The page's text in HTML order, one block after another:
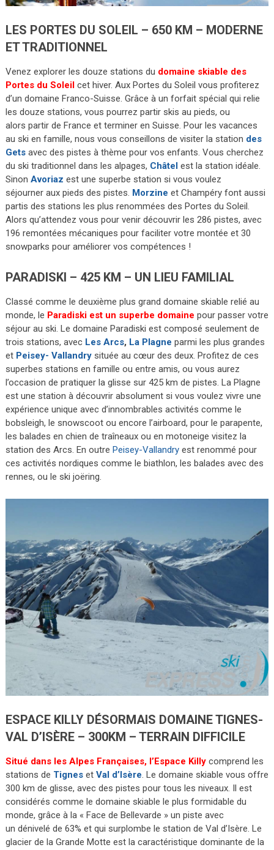
LES PORTES DU SOLEIL – 650 KM – MODERNE
ET TRADITIONNEL
Venez explorer les douze stations du domaine skiable des
Portes du Soleilcet hiver. Aux Portes du Soleil vous profiterez
d’un domaine Franco-Suisse. Grâce à un forfait spécial qui relie
les douze stations, vous pourrez partir skis au pieds, ou
alors partir de France et terminer en Suisse. Pour les vacances
au ski en famille, nous vous conseillons de visiter la station des
Getsavec des pistes à thème pour vos enfants. Vous cherchez
du ski traditionnel dans les alpages, Châtelest la station idéale.
Sinon Avoriaz est une superbe station si vous voulez
séjourner aux pieds des pistes. Morzine et Champéry font aussi
partis des stations les plus renommées des Portes du Soleil.
Alors qu’attendez vous pour venir découvrir les 286 pistes, avec
196 remontées mécaniques pour faciliter votre montée et 30
snowparks pour améliorer vos compétences !
PARADISKI – 425 KM – UN LIEU FAMILIAL
Classé comme le deuxième plus grand domaine skiable relié au
monde, le Paradiski est un superbe domaine pour passer votre
séjour au ski. Le domaine Paradiski est composé seulement de
trois stations, avec Les Arcs, La Plagne parmi les plus grandes
et Peisey- Vallandrysituée au cœur des deux. Profitez de ces
superbes stations en famille ou entre amis, ou vous aurez
l’occasion de pratiquer la glisse sur 425 km de pistes. La Plagne
est une station à découvrir absolument si vous voulez vivre une
expérience unique avec d’innombrables activités comme le
bobsleigh, le snowscoot ou encore l’airboard, pour le parapente,
les balades en chien de traîneaux ou en motoneige visitez la
station des Arcs. En outre Peisey-Vallandryest renommé pour
ces activités nordiques comme le biathlon, les balades avec des
rennes, ou le ski joëring.
ESPACE KILLY DÉSORMAIS DOMAINE TIGNES-
VAL D’ISÈRE – 300KM – TERRAIN DIFFICILE
Situé dans les Alpes Françaises, l’Espace Killycomprend les
stations de Tigneset Val d’Isère. Le domaine skiable vous offre
300 km de glisse, avec des pistes pour tous les niveaux. Il est
considérés comme le domaine skiable le plus formidable du
monde, grâce à la « Face de Bellevarde » un piste avec
un dénivelé de 63% et qui surplombe le station de Val d’Isère. Le
glacier de la Grande Motte est la caractéristique dominante de la